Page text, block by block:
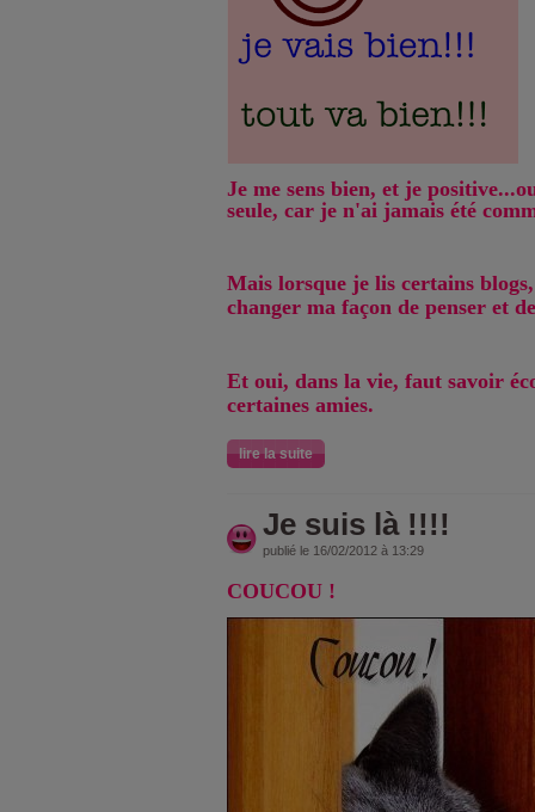
Je me sens bien, et je
seule, car je n'ai jamais été
Mais lorsque je lis certains
changer ma façon de penser et
Et oui, dans la vie, faut savoir
certaines amies.
lire la suite
Je suis là !!!!
publié le 16/02/2012 à 13:29
COUCOU !